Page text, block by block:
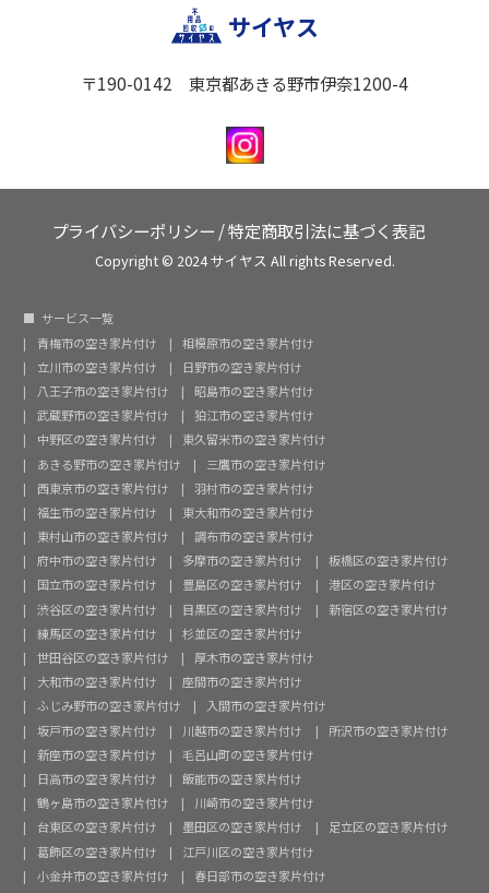
サイヤス
〒190-0142 東京都あきる野市伊奈1200-4
プライバシーポリシー /特定商取引法に基づく表記
Copyright © 2024 サイヤス All rights Reserved.
サービス一覧
青梅市の空き家片付け
相模原市の空き家片付け
立川市の空き家片付け
日野市の空き家片付け
八王子市の空き家片付け
昭島市の空き家片付け
武蔵野市の空き家片付け
狛江市の空き家片付け
中野区の空き家片付け
東久留米市の空き家片付け
あきる野市の空き家片付け
三鷹市の空き家片付け
西東京市の空き家片付け
羽村市の空き家片付け
福生市の空き家片付け
東大和市の空き家片付け
東村山市の空き家片付け
調布市の空き家片付け
府中市の空き家片付け
多摩市の空き家片付け
板橋区の空き家片付け
国立市の空き家片付け
豊島区の空き家片付け
港区の空き家片付け
渋谷区の空き家片付け
目黒区の空き家片付け
新宿区の空き家片付け
練馬区の空き家片付け
杉並区の空き家片付け
世田谷区の空き家片付け
厚木市の空き家片付け
大和市の空き家片付け
座間市の空き家片付け
ふじみ野市の空き家片付け
入間市の空き家片付け
坂戸市の空き家片付け
川越市の空き家片付け
所沢市の空き家片付け
新座市の空き家片付け
毛呂山町の空き家片付け
日高市の空き家片付け
飯能市の空き家片付け
鶴ヶ島市の空き家片付け
川崎市の空き家片付け
台東区の空き家片付け
墨田区の空き家片付け
足立区の空き家片付け
葛飾区の空き家片付け
江戸川区の空き家片付け
小金井市の空き家片付け
春日部市の空き家片付け